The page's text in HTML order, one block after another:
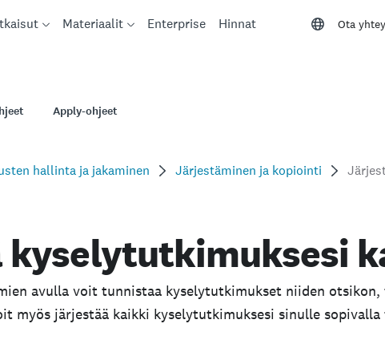
Materiaalit Enterprise Hinnat Ota
Apply-ohjeet
hallinta ja jakaminen Järjestäminen ja kopiointi
avulla voit tunnistaa kyselytutkimukset niiden
myös järjestää kaikki kyselytutkimuksesi sinulle sopivalla